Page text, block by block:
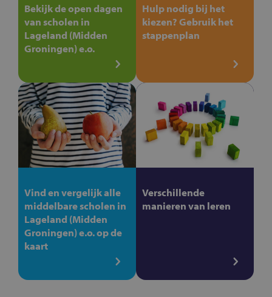
Bekijk de open dagen
van scholen in
Lageland (Midden
Groningen) e.o.
Hulp nodig bij het
kiezen? Gebruik het
stappenplan
Vind en vergelijk alle
middelbare scholen in
Lageland (Midden
Groningen) e.o. op de
kaart
Verschillende
manieren van leren